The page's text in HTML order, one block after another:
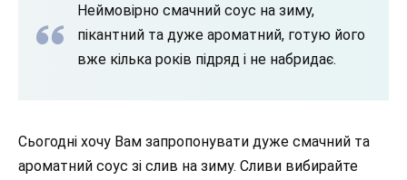
Неймовірно смачний соус на зиму,
пікантний та дуже ароматний, готую його
вже кілька років підряд і не набридає.
Сьогодні хочу Вам запропонувати дуже смачний та
ароматний соус зі слив на зиму. Сливи вибирайте